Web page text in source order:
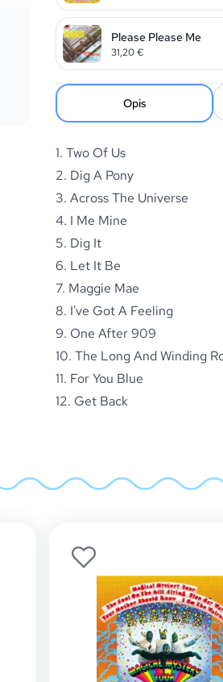
Please Please Me
31,20€
Opis
1. Two Of Us
2. Dig A Pony
3. Across The Universe
4. I Me Mine
5. Dig It
6. Let It Be
7. Maggie Mae
8. I've Got A Feeling
9. One After 909
10. The Long And Winding
11. For You Blue
12. Get Back